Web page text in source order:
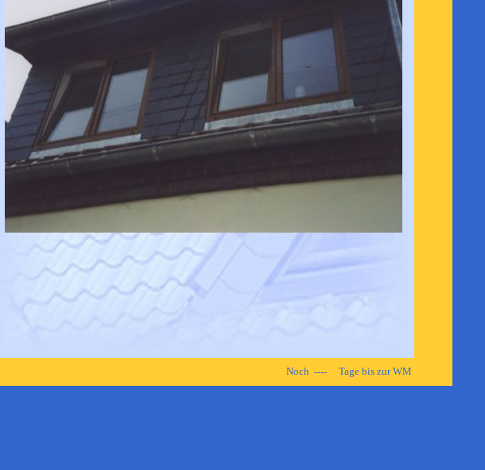
Noch Tage bis zur WM